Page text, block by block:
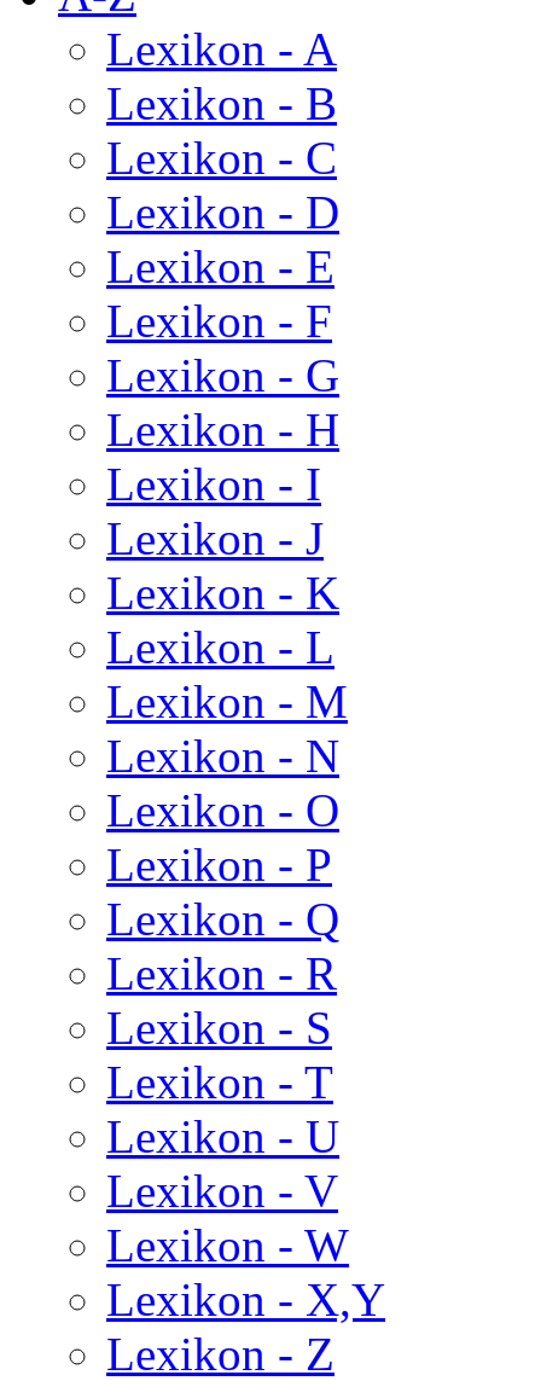
Lexikon - A
Lexikon - B
Lexikon - C
Lexikon - D
Lexikon - E
Lexikon - F
Lexikon - G
Lexikon - H
Lexikon - I
Lexikon - J
Lexikon - K
Lexikon - L
Lexikon - M
Lexikon - N
Lexikon - O
Lexikon - P
Lexikon - Q
Lexikon - R
Lexikon - S
Lexikon - T
Lexikon - U
Lexikon - V
Lexikon - W
Lexikon - X,Y
Lexikon - Z